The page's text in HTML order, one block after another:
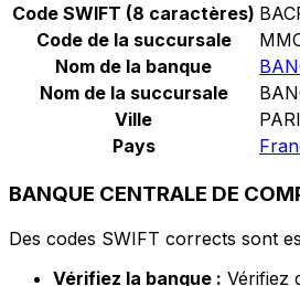
Code SWIFT (8 caractères)
Code de la succursale
Nom de la banque
Nom de la succursale
Ville
Pays
BANQUE CENTRALE DE
Des codes SWIFT corrects sont
Vérifiez la banque : Vérifiez